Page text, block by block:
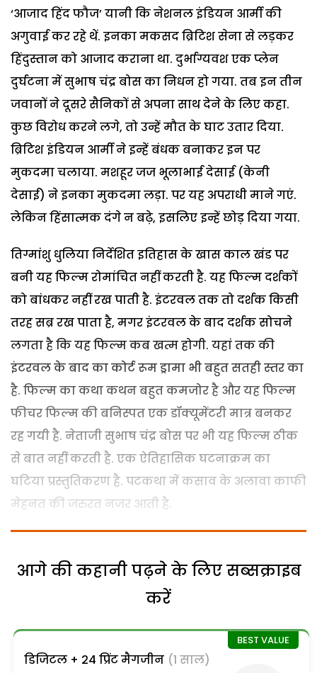
‘आजाद हिंद फौज’ यानी कि नेशनल इंडियन आर्मी की
अगुवाई कर रहे थें. इनका मकसद ब्रिटिश सेना से लड़कर
हिंदुस्तान को आजाद कराना था. दुर्भाग्यवश एक प्लेन
दुर्घटना में सुभाष चंद्र बोस का निधन हो गया. तब इन तीन
जवानों ने दूसरे सैनिकों से अपना साथ देने के लिए कहा.
कुछ विरोध करने लगे, तो उन्हें मौत के घाट उतार दिया.
ब्रिटिश इंडियन आर्मी ने इन्हें बंधक बनाकर इन पर
मुकदमा चलाया. मशहूर जज भूलाभाई देसाई (केनी
देसाई) ने इनका मुकदमा लड़ा. पर यह अपराधी माने गएं.
लेकिन हिंसात्मक दंगे न बढ़े, इसलिए इन्हें छोड़ दिया गया.
तिग्मांशु धुलिया निर्देशित इतिहास के खास काल खंड पर
बनी यह फिल्म रोमांचित नहीं करती है. यह फिल्म दर्शकों
को बांधकर नहीं रख पाती है. इंटरवल तक तो दर्शक किसी
तरह सब्र रख पाता है, मगर इंटरवल के बाद दर्शक सोचने
लगता है कि यह फिल्म कब खत्म होगी. यहां तक की
इंटरवल के बाद का कोर्ट रूम ड्रामा भी बहुत सतही स्तर का
है. फिल्म का कथा कथन बहुत कमजोर है और यह फिल्म
फीचर फिल्म की बनिस्पत एक डॉक्यूमेंटरी मात्र बनकर
रह गयी है. नेताजी सुभाष चंद्र बोस पर भी यह फिल्म ठीक
से बात नहीं करती है. एक ऐतिहासिक घटनाक्रम का
घटिया प्रस्तुतिकरण है. पटकथा में कसाव के अलावा काफी
मेहनत की जरुरत नजर आती है.
आगे की कहानी पढ़ने के लिए सब्सक्राइब
करें
डिजिटल + 24 प्रिंट मैगजीन (1 साल)